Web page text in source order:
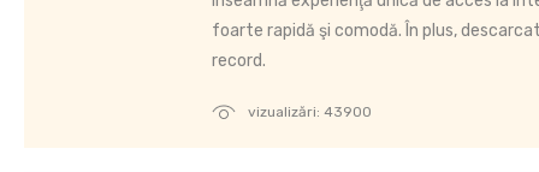
vizualizări: 43900
foarte rapidă şi comodă. În plus,
record.